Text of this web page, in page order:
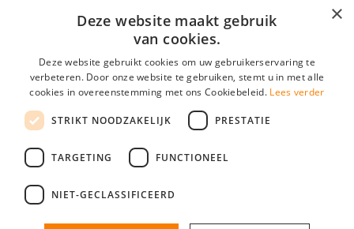
Kantoren
Brochure aanvragen
Vacature aanmelden
Bereken uw tarief
Partners
Social
Zoeken
×
Deze website maakt gebruik
van cookies.
Deze website gebruikt cookies om uw gebruikerservaring te
verbeteren. Door onze website te gebruiken, stemt u in met alle
cookies in overeenstemming met ons Cookiebeleid. Lees verder
STRIKT NOODZAKELIJK PRESTATIE
TARGETING FUNCTIONEEL
NIET-GECLASSIFICEERD